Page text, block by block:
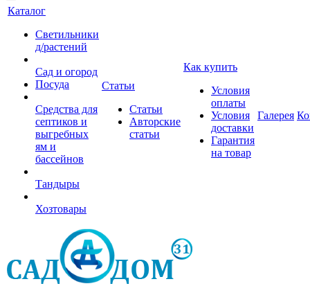
Каталог
Светильники
д/растений
Сад и огород
Посуда
Средства для
септиков и
выгребных
ям и
бассейнов
Тандыры
Хозтовары
Статьи
Статьи
Авторские
статьи
Как купить
Условия
оплаты
Условия
доставки
Гарантия
на товар
Галерея